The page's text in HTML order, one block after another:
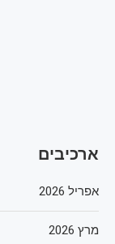
ארכיבים
אפריל 2026
מרץ 2026